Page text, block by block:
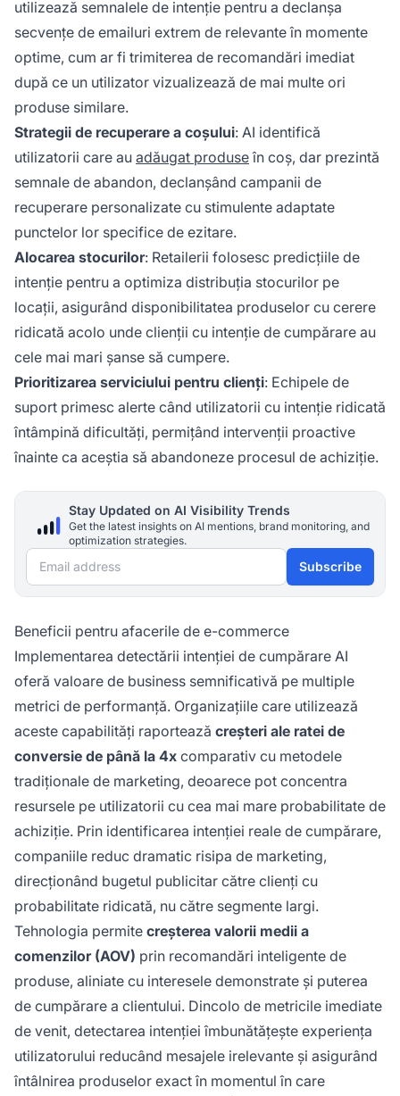
utilizează semnalele de intenție pentru a declanșa
secvențe de emailuri extrem de relevante în momente
optime, cum ar fi trimiterea de recomandări imediat
după ce un utilizator vizualizează de mai multe ori
produse similare.
Strategii de recuperare a coșului: AI identifică
utilizatorii care au adăugat produseîn coș, dar prezintă
semnale de abandon, declanșând campanii de
recuperare personalizate cu stimulente adaptate
punctelor lor specifice de ezitare.
Alocarea stocurilor: Retailerii folosesc predicțiile de
intenție pentru a optimiza distribuția stocurilor pe
locații, asigurând disponibilitatea produselor cu cerere
ridicată acolo unde clienții cu intenție de cumpărare au
cele mai mari șanse să cumpere.
Prioritizarea serviciului pentru clienți: Echipele de
suport primesc alerte când utilizatorii cu intenție ridicată
întâmpină dificultăți, permițând intervenții proactive
înainte ca aceștia să abandoneze procesul de achiziție.
Stay Updated on AI Visibility Trends
Get the latest insights on AI mentions, brand monitoring, and
optimization strategies.
Email address Subscribe
Beneficii pentru afacerile de e-commerce
Implementarea detectării intenției de cumpărare AI
oferă valoare de business semnificativă pe multiple
metrici de performanță. Organizațiile care utilizează
aceste capabilități raportează creșteri ale ratei de
conversie de până la 4x comparativ cu metodele
tradiționale de marketing, deoarece pot concentra
resursele pe utilizatorii cu cea mai mare probabilitate de
achiziție. Prin identificarea intenției reale de cumpărare,
companiile reduc dramatic risipa de marketing,
direcționând bugetul publicitar către clienți cu
probabilitate ridicată, nu către segmente largi.
Tehnologia permite creșterea valorii medii a
comenzilor (AOV) prin recomandări inteligente de
produse, aliniate cu interesele demonstrate și puterea
de cumpărare a clientului. Dincolo de metricile imediate
de venit, detectarea intenției îmbunătățește experiența
utilizatorului reducând mesajele irelevante și asigurând
întâlnirea produselor exact în momentul în care